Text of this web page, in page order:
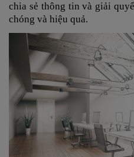
chia sẻ thông tin và giải
chóng và hiệu quả.